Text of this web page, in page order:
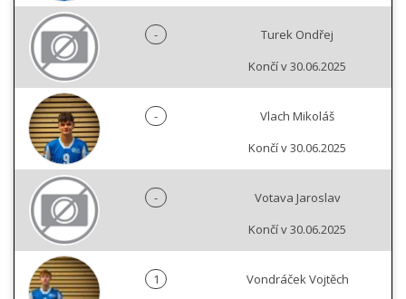
-
Turek Ondřej
Končí v 30.06.2025
-
Vlach Mikoláš
Končí v 30.06.2025
-
Votava Jaroslav
Končí v 30.06.2025
1
Vondráček Vojtěch